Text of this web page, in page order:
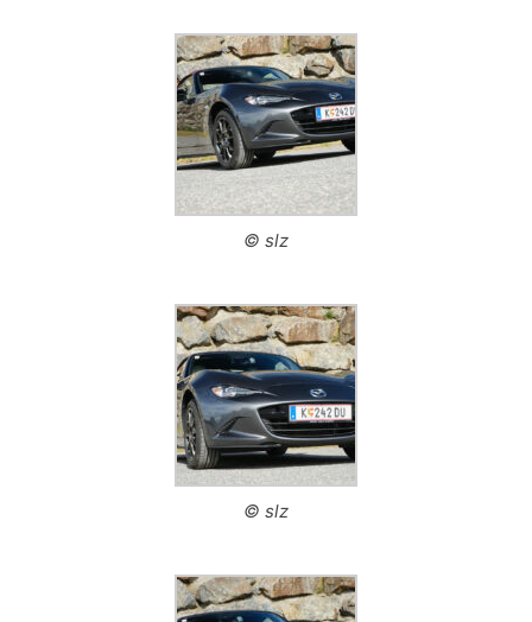
© slz
© slz